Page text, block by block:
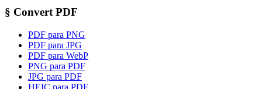
§ Convert PDF
PDF para PNG
PDF para JPG
PDF para WebP
PNG para PDF
JPG para PDF
HEIC para PDF